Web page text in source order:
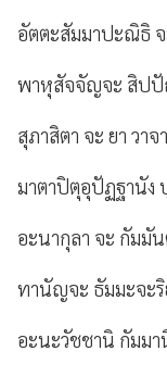
อัตตะสัมมาปะณิธิ จ
พาหุสัจจัญจะ สิปปั
สุภาสิตา จะ ยา วา
มาตาปิตุอุปัฏฐานัง
อะนากุลา จะ กัมมั
ทานัญจะ ธัมมะจะ
อะนะวัชชานิ กัมมา